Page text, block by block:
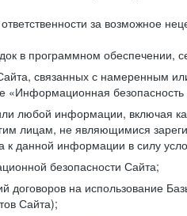
за возможное
в программном обеспечении,
связанных с намеренным
«Информационная
любой информации, включая
лицам, не являющимися
данной информации в силу
безопасности Сайта;
договоров на использование
Сайта);